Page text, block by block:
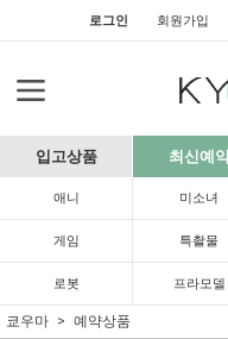
로그인 회원가입
입고상품 최신예
애니 미소녀
게임 특촬물
로봇 프라모델
쿄우마 예약상품